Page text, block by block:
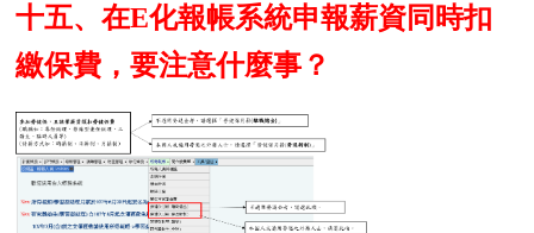
十五、在E化報帳系統申報薪資同時扣
繳保費，要注意什麼事？